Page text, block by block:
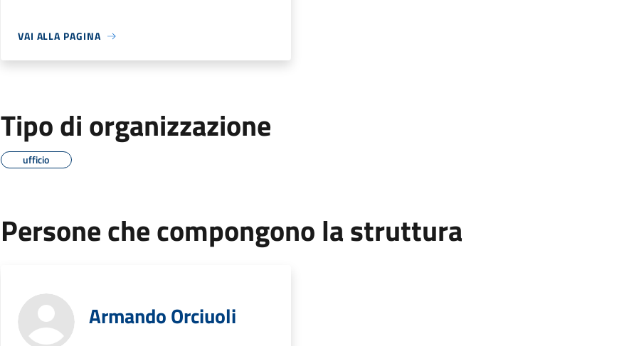
VAI ALLA PAGINA
Tipo di organizzazione
ufficio
Persone che compongono la struttura
Armando Orciuoli